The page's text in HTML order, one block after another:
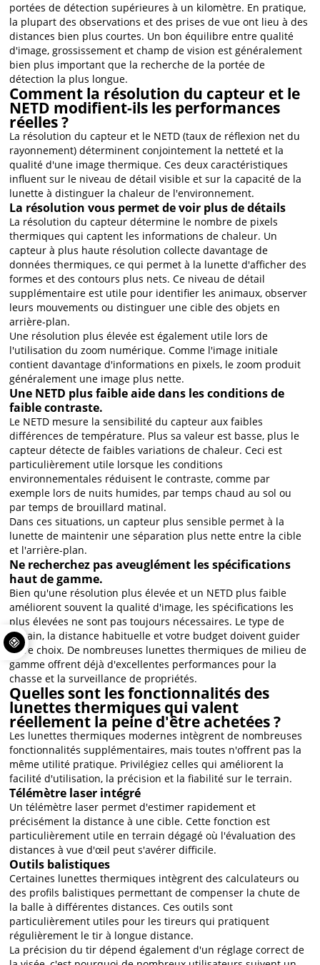
portées de détection supérieures à un kilomètre. En pratique,
la plupart des observations et des prises de vue ont lieu à des
distances bien plus courtes. Un bon équilibre entre qualité
d'image, grossissement et champ de vision est généralement
bien plus important que la recherche de la portée de
détection la plus longue.
Comment la résolution du capteur et le
NETD modifient-ils les performances
réelles ?
La résolution du capteur et le NETD (taux de réflexion net du
rayonnement) déterminent conjointement la netteté et la
qualité d'une image thermique. Ces deux caractéristiques
influent sur le niveau de détail visible et sur la capacité de la
lunette à distinguer la chaleur de l'environnement.
La résolution vous permet de voir plus de détails
La résolution du capteur détermine le nombre de pixels
thermiques qui captent les informations de chaleur. Un
capteur à plus haute résolution collecte davantage de
données thermiques, ce qui permet à la lunette d'afficher des
formes et des contours plus nets. Ce niveau de détail
supplémentaire est utile pour identifier les animaux, observer
leurs mouvements ou distinguer une cible des objets en
arrière-plan.
Une résolution plus élevée est également utile lors de
l'utilisation du zoom numérique. Comme l'image initiale
contient davantage d'informations en pixels, le zoom produit
généralement une image plus nette.
Une NETD plus faible aide dans les conditions de
faible contraste.
Le NETD mesure la sensibilité du capteur aux faibles
différences de température. Plus sa valeur est basse, plus le
capteur détecte de faibles variations de chaleur. Ceci est
particulièrement utile lorsque les conditions
environnementales réduisent le contraste, comme par
exemple lors de nuits humides, par temps chaud au sol ou
par temps de brouillard matinal.
Dans ces situations, un capteur plus sensible permet à la
lunette de maintenir une séparation plus nette entre la cible
et l'arrière-plan.
Ne recherchez pas aveuglément les spécifications
haut de gamme.
Bien qu'une résolution plus élevée et un NETD plus faible
améliorent souvent la qualité d'image, les spécifications les
plus élevées ne sont pas toujours nécessaires. Le type de
terrain, la distance habituelle et votre budget doivent guider
votre choix. De nombreuses lunettes thermiques de milieu de
gamme offrent déjà d'excellentes performances pour la
chasse et la surveillance de propriétés.
Quelles sont les fonctionnalités des
lunettes thermiques qui valent
réellement la peine d'être achetées ?
Les lunettes thermiques modernes intègrent de nombreuses
fonctionnalités supplémentaires, mais toutes n'offrent pas la
même utilité pratique. Privilégiez celles qui améliorent la
facilité d'utilisation, la précision et la fiabilité sur le terrain.
Télémètre laser intégré
Un télémètre laser permet d'estimer rapidement et
précisément la distance à une cible. Cette fonction est
particulièrement utile en terrain dégagé où l'évaluation des
distances à vue d'œil peut s'avérer difficile.
Outils balistiques
Certaines lunettes thermiques intègrent des calculateurs ou
des profils balistiques permettant de compenser la chute de
la balle à différentes distances. Ces outils sont
particulièrement utiles pour les tireurs qui pratiquent
régulièrement le tir à longue distance.
La précision du tir dépend également d'un réglage correct de